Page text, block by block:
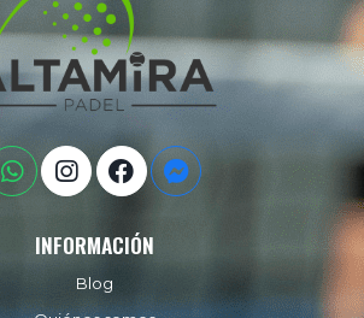
INFORMACIÓN
Blog